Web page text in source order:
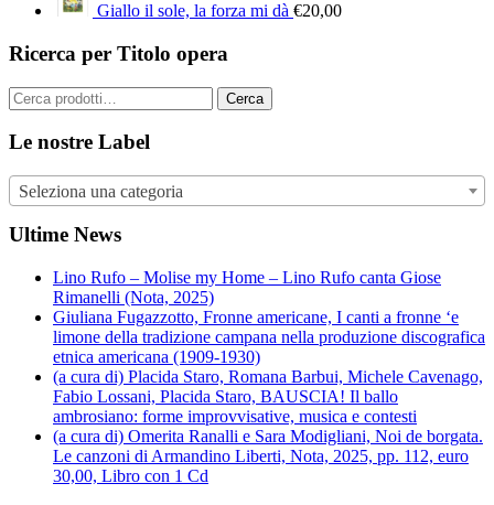
Giallo il sole, la forza mi dà €20,00
Ricerca per Titolo opera
Cerca: Cerca
Le nostre Label
Seleziona una categoria
Ultime News
Lino Rufo – Molise my Home – Lino Rufo canta Giose
Rimanelli (Nota, 2025)
Giuliana Fugazzotto, Fronne americane, I canti a fronne ‘e
limone della tradizione campana nella produzione discografica
etnica americana (1909-1930)
(a cura di) Placida Staro, Romana Barbui, Michele Cavenago,
Fabio Lossani, Placida Staro, BAUSCIA! Il ballo
ambrosiano: forme improvvisative, musica e contesti
(a cura di) Omerita Ranalli e Sara Modigliani, Noi de borgata.
Le canzoni di Armandino Liberti, Nota, 2025, pp. 112, euro
30,00, Libro con 1 Cd